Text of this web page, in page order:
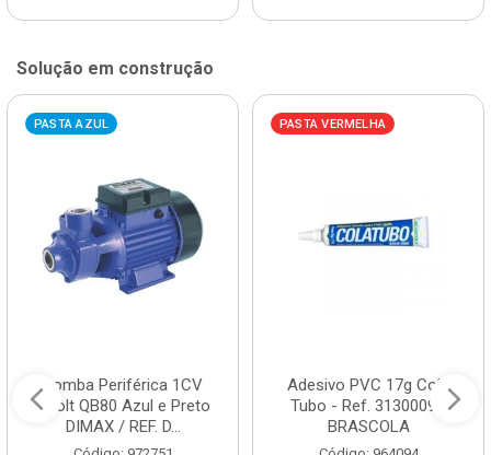
Solução em construção
PASTA AZUL
Bomba Periférica 1CV
Bivolt QB80 Azul e Preto
DIMAX / REF. D...
PASTA VERMELHA
Adesivo PVC 17g Cola
Tubo - Ref. 3130009 -
BRASCOLA